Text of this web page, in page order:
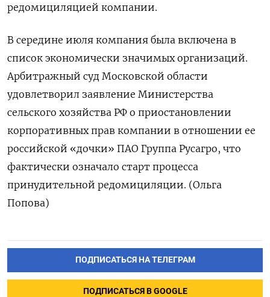
редомициляцией компании.
В середине июля компания была включена в
список экономически значимых организаций.
Арбитражный суд Московской области
удовлетворил заявление Министерства
сельского хозяйства РФ о приостановлении
корпоративных прав компании в отношении ее
российской «дочки» ПАО Группа Русагро, что
фактически означало старт процесса
принудительной редомициляции. (Ольга
Попова)
ПОДПИСАТЬСЯ НА ТЕЛЕГРАМ
ПОДПИСАТЬСЯ В GOOGLE